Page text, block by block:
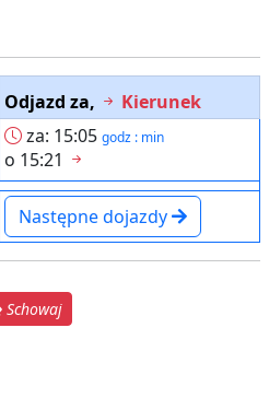
Odjazd za, Kierunek
za: 15:05 godz : min
o 15:21
Następne dojazdy
Schowaj